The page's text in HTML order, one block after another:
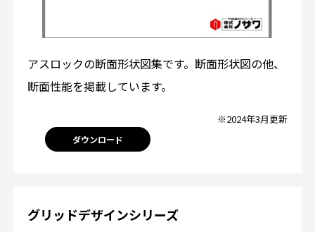
アスロックの断面形状図集です。断面形状図の他、
断面性能を掲載しています。
※2024年3月更新
ダウンロード
グリッドデザインシリーズ